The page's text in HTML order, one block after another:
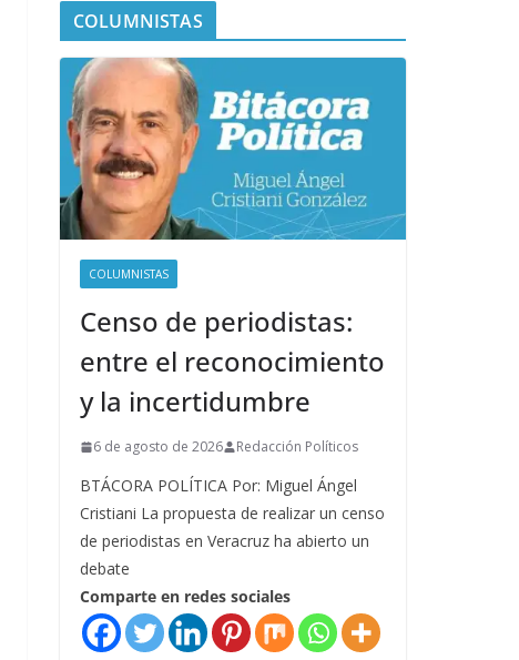
COLUMNISTAS
COLUMNISTAS
Censo de periodistas:
entre el reconocimiento
y la incertidumbre
6 de agosto de 2026 Redacción Políticos
BTÁCORA POLÍTICA Por: Miguel Ángel
Cristiani La propuesta de realizar un censo
de periodistas en Veracruz ha abierto un
debate
Comparte en redes sociales